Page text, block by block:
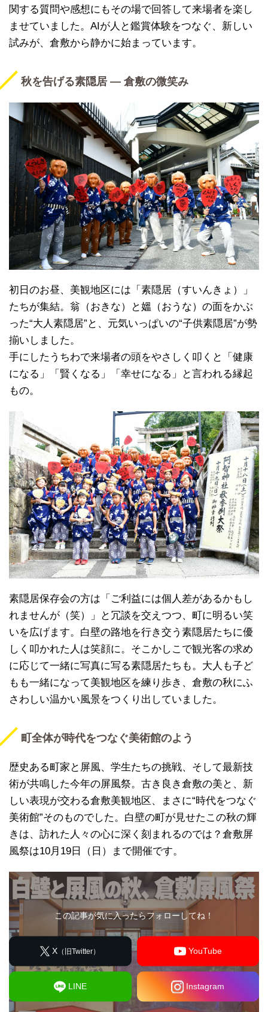
関する質問や感想にもその場で回答して来場者を楽し
ませていました。AIが人と鑑賞体験をつなぐ、新しい
試みが、倉敷から静かに始まっています。
秋を告げる素隠居 ― 倉敷の微笑み
初日のお昼、美観地区には「素隠居（すいんきょ）」
たちが集結。翁（おきな）と媼（おうな）の面をかぶ
った“大人素隠居”と、元気いっぱいの“子供素隠居”が勢
揃いしました。
手にしたうちわで来場者の頭をやさしく叩くと「健康
になる」「賢くなる」「幸せになる」と言われる縁起
もの。
素隠居保存会の方は「ご利益には個人差があるかもし
れませんが（笑）」と冗談を交えつつ、町に明るい笑
いを広げます。白壁の路地を行き交う素隠居たちに優
しく叩かれた人は笑顔に。そこかしこで観光客の求め
に応じて一緒に写真に写る素隠居たちも。大人も子ど
もも一緒になって美観地区を練り歩き、倉敷の秋にふ
さわしい温かい風景をつくり出していました。
町全体が時代をつなぐ美術館のよう
歴史ある町家と屏風、学生たちの挑戦、そして最新技
術が共鳴した今年の屏風祭。古き良き倉敷の美と、新
しい表現が交わる倉敷美観地区、まさに“時代をつなぐ
美術館”そのものでした。白壁の町が見せたこの秋の輝
きは、訪れた人々の心に深く刻まれるのでは？倉敷屏
風祭は10月19日（日）まで開催です。
この記事が気に入ったらフォローしてね！
X （旧Twitter） YouTube
LINE Instagram